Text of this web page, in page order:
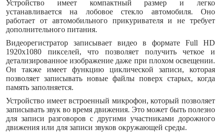
Устройство имеет компактный размер и легко
устанавливается на лобовое стекло автомобиля. Оно
работает от автомобильного прикуривателя и не требует
дополнительного питания.
Видеорегистратор записывает видео в формате Full HD
1920x1080 пикселей, что позволяет получить четкое и
детализированное изображение даже при плохом освещении.
Он также имеет функцию циклической записи, которая
позволяет записывать новые файлы поверх старых, когда
память заполняется.
Устройство имеет встроенный микрофон, который позволяет
записывать звук во время движения. Это может быть полезно
для записи разговоров с другими участниками дорожного
движения или для записи звуков окружающей среды.